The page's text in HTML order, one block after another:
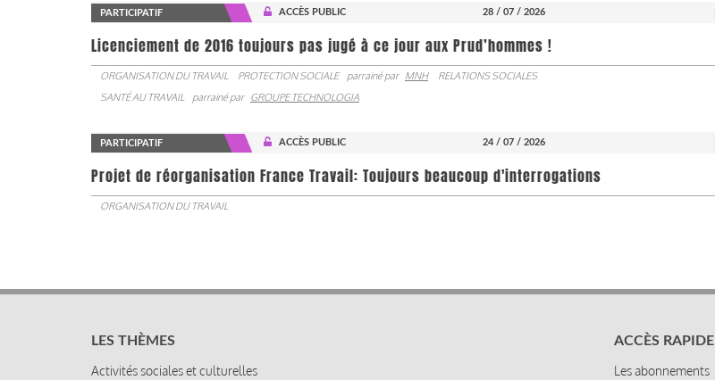
PARTICIPATIF ACCÈS PUBLIC 28 / 07 / 2026
Licenciement de 2016 toujours pas jugé à ce jour aux Prud’hommes !
ORGANISATION DU TRAVAIL PROTECTION SOCIALE parrainé par MNH
RELATIONS SOCIALES
SANTÉ AU TRAVAIL
parrainé par GROUPE TECHNOLOGIA
PARTICIPATIF ACCÈS PUBLIC 24 / 07 / 2026
Projet de réorganisation France Travail: Toujours beaucoup d'interrogations
ORGANISATION DU TRAVAIL
LES THÈMES
Activités sociales et culturelles
ACCÈS RAPIDE
Les abonnements